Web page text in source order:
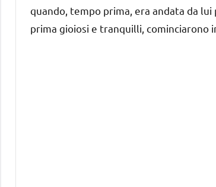
quando, tempo prima, era andata da
prima gioiosi e tranquilli, cominciarono